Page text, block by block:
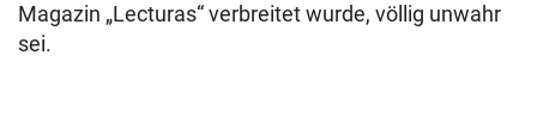
Magazin „Lecturas“ verbreitet wurde, völlig unwahr
sei.